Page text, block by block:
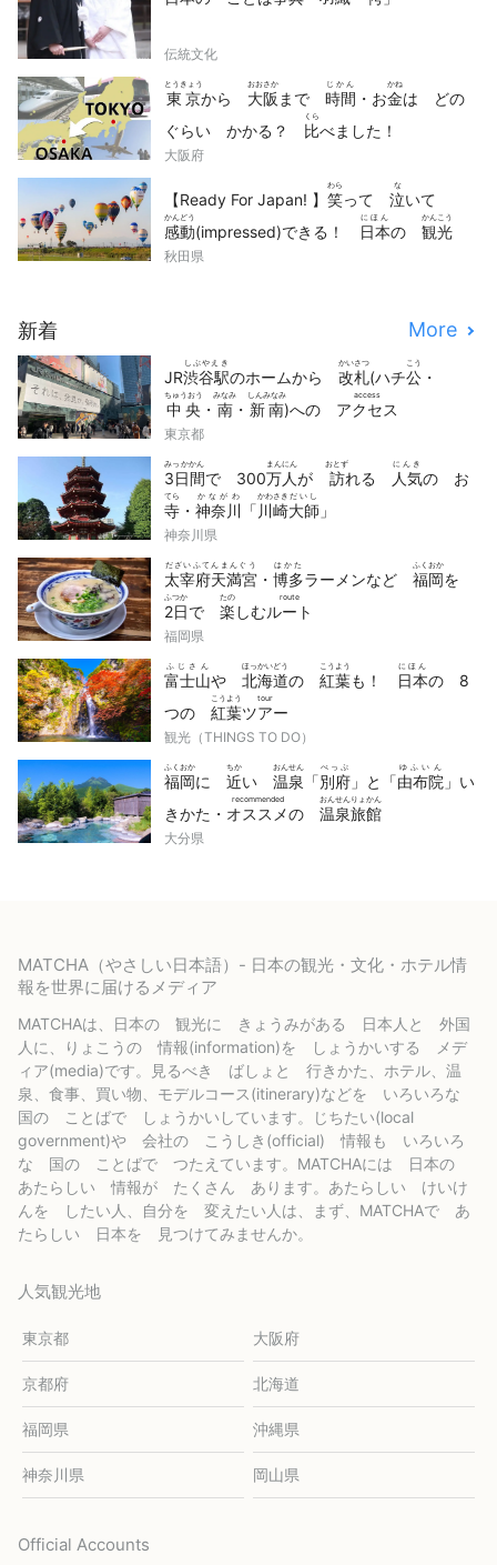
伝統文化
東京
とうきょう
から 大阪
おおさか
まで 時間
じかん
・お金
かね
は どの
ぐらい かかる？ 比
くら
べました！
大阪府
【Ready For Japan! 】 笑
わら
って 泣
な
いて
感動
かんどう
(impressed)できる！ 日本
にほん
の 観光
かんこう
動画
どうが
10
秋田県
新着 More
JR渋谷駅
しぶやえき
のホームから 改札
かいさつ
(ハチ公
こう
・
中央
ちゅうおう
・ 南
みなみ
・ 新南
しんみなみ
)への アクセス
access
東京都
3日間
みっかかん
で 300万人
まんにん
が 訪
おとず
れる 人気
にんき
の お
寺
てら
・ 神奈川
かながわ
「 川崎
かわさき
大師
だいし
」
神奈川県
太宰府天満宮
だざいふてんまんぐう
・ 博多
はかた
ラーメンなど 福岡
ふくおか
を
2日
ふつか
で 楽
たの
しむルート
route
福岡県
富士山
ふじさん
や 北海道
ほっかいどう
の 紅葉
こうよう
も！ 日本
にほん
の 8
つの 紅葉
こうよう
ツアー
tour
観光（THINGS TO DO）
福岡
ふくおか
に 近
ちか
い 温泉
おんせん
「別府
べっぷ
」と「由布院
ゆふいん
」い
きかた・ オススメ
recommended
の 温泉旅館
おんせんりょかん
大分県
MATCHA（やさしい日本語）- 日本の観光・文化・ホテル情
報を世界に届けるメディア
MATCHAは、日本の 観光に きょうみがある 日本人と 外国
人に、りょこうの 情報(information)を しょうかいする メデ
ィア(media)です。見るべき ばしょと 行きかた、ホテル、温
泉、食事、買い物、モデルコース(itinerary)などを いろいろな
国の ことばで しょうかいしています。じちたい(local
government)や 会社の こうしき(official) 情報も いろいろ
な 国の ことばで つたえています。MATCHAには 日本の
あたらしい 情報が たくさん あります。あたらしい けいけ
んを したい人、自分を 変えたい人は、まず、MATCHAで あ
たらしい 日本を 見つけてみませんか。
人気観光地
東京都 大阪府
京都府 北海道
福岡県 沖縄県
神奈川県 岡山県
Official Accounts